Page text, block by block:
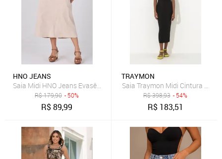
HNO JEANS
Saia Midi HNO Jeans Evasê com Cinto e Cintura Alta Bege
R$179,90 - 50%
R$89,99
TRAYMON
Saia Traymon Midi Cintura Alta
R$398,93 - 54%
R$ 183,51